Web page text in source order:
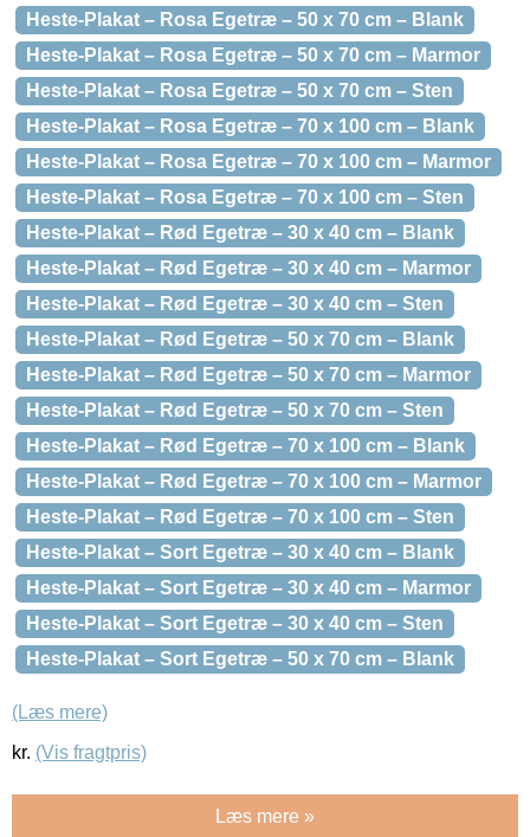
Heste-Plakat – Rosa Egetræ – 50 x 70 cm – Blank
Heste-Plakat – Rosa Egetræ – 50 x 70 cm – Marmor
Heste-Plakat – Rosa Egetræ – 50 x 70 cm – Sten
Heste-Plakat – Rosa Egetræ – 70 x 100 cm – Blank
Heste-Plakat – Rosa Egetræ – 70 x 100 cm – Marmor
Heste-Plakat – Rosa Egetræ – 70 x 100 cm – Sten
Heste-Plakat – Rød Egetræ – 30 x 40 cm – Blank
Heste-Plakat – Rød Egetræ – 30 x 40 cm – Marmor
Heste-Plakat – Rød Egetræ – 30 x 40 cm – Sten
Heste-Plakat – Rød Egetræ – 50 x 70 cm – Blank
Heste-Plakat – Rød Egetræ – 50 x 70 cm – Marmor
Heste-Plakat – Rød Egetræ – 50 x 70 cm – Sten
Heste-Plakat – Rød Egetræ – 70 x 100 cm – Blank
Heste-Plakat – Rød Egetræ – 70 x 100 cm – Marmor
Heste-Plakat – Rød Egetræ – 70 x 100 cm – Sten
Heste-Plakat – Sort Egetræ – 30 x 40 cm – Blank
Heste-Plakat – Sort Egetræ – 30 x 40 cm – Marmor
Heste-Plakat – Sort Egetræ – 30 x 40 cm – Sten
Heste-Plakat – Sort Egetræ – 50 x 70 cm – Blank
(Læs mere)
kr. (Vis fragtpris)
Læs mere »